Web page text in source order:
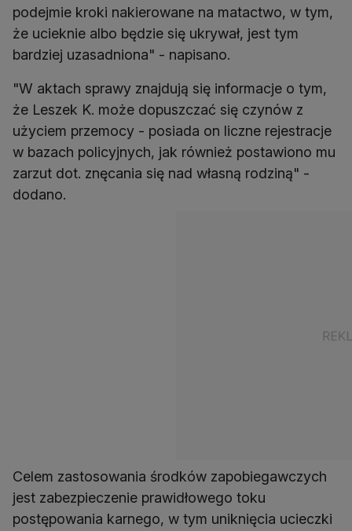
podejmie kroki nakierowane na matactwo, w tym,
że ucieknie albo będzie się ukrywał, jest tym
bardziej uzasadniona" - napisano.
"W aktach sprawy znajdują się informacje o tym,
że Leszek K. może dopuszczać się czynów z
użyciem przemocy - posiada on liczne rejestracje
w bazach policyjnych, jak również postawiono mu
zarzut dot. znęcania się nad własną rodziną" -
dodano.
Celem zastosowania środków zapobiegawczych
jest zabezpieczenie prawidłowego toku
postępowania karnego, w tym uniknięcia ucieczki